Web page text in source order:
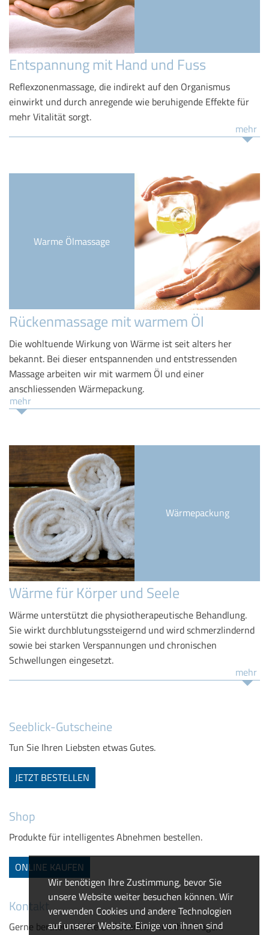
Wir benötigen Ihre Zustimmung, bevor Sie
unsere Website weiter besuchen können. Wir
verwenden Cookies und andere Technologien
auf unserer Website. Einige von ihnen sind
Entspannung mit Hand und Fuss
Reflexzonenmassage, die indirekt auf den Organismus
einwirkt und durch anregende wie beruhigende Effekte für
mehr Vitalität sorgt.
mehr
Warme Ölmassage
Rückenmassage mit warmem Öl
Die wohltuende Wirkung von Wärme ist seit alters her
bekannt. Bei dieser entspannenden und entstressenden
Massage arbeiten wir mit warmem Öl und einer
anschliessenden Wärmepackung.
mehr
Wärmepackung
Wärme für Körper und Seele
Wärme unterstützt die physiotherapeutische Behandlung.
Sie wirkt durchblutungssteigernd und wird schmerzlindernd
sowie bei starken Verspannungen und chronischen
Schwellungen eingesetzt.
mehr
Seeblick-Gutscheine
Tun Sie Ihren Liebsten etwas Gutes.
JETZT BESTELLEN
Shop
Produkte für intelligentes Abnehmen bestellen.
ONLINE KAUFEN
Kontakt
Gerne beraten wir Sie und beantworten Ihre Fragen.